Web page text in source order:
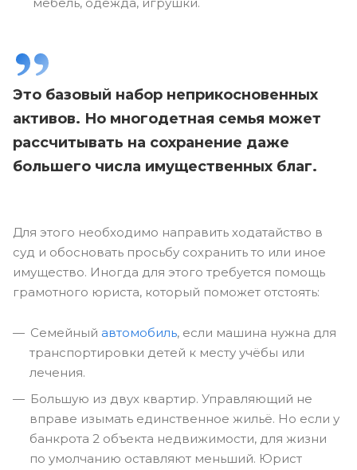
Это базовый набор неприкосновенных
активов. Но многодетная семья может
рассчитывать на сохранение даже
большего числа имущественных благ.
Для этого необходимо направить ходатайство в
суд и обосновать просьбу сохранить то или иное
имущество. Иногда для этого требуется помощь
грамотного юриста, который поможет отстоять:
Семейный автомобиль, если машина нужна для
транспортировки детей к месту учёбы или
лечения.
Большую из двух квартир. Управляющий не
вправе изымать единственное жильё. Но если у
банкрота 2 объекта недвижимости, для жизни
по умолчанию оставляют меньший. Юрист